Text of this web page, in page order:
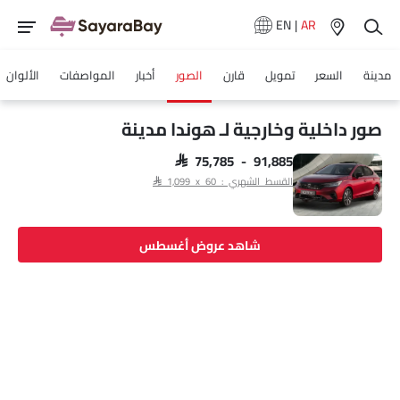
EN|AR
مدينة السعر تمويل قارن الصور أخبار المواصفات الألوان
صور داخلية وخارجية لـ هوندا مدينة
SAR 75,785 - 91,885
القسط الشهري : SAR 1,099 x 60
شاهد عروض أغسطس